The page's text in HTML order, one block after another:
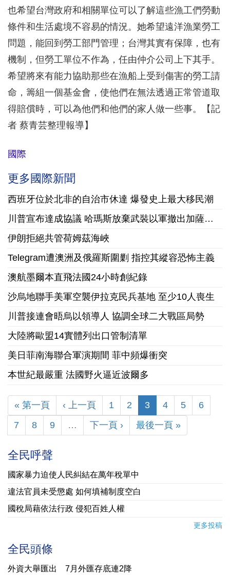
也希望台灣政府和相關單位可以了解這些漁工們勞動
條件和生活處境不容易的情況。她希望遠洋漁業勞工
問題，能回到勞工部門管理；台灣其實有保障，也有
機制，但勞工單位不作為，任由仲介公司上下其手。
希望將來有能力協助那些在漁船上受到傷害的勞工請
命，籌組一個基金會，使他們在無法透過正常管道取
得賠償時，可以為他們和他們的家人做一些事。【記
者 蔡青芸整理報導】
國際
更多國際新聞
西班牙位於北非的自治市休達 爆發史上最大移民潮
川普宣布達成協議 哈瑪斯放棄武裝以軍撤出加薩走廊
伊朗拒絕共管荷姆茲海峽
Telegram遭澳洲及俄羅斯圍剿 指控其縱容恐怖主義
澳航墨爾本直飛法國24小時創紀錄
沙烏地聯手美軍空襲伊拉克民兵基地 至少10人喪生
川普接連會晤烏以領導人 協調全球二大戰區局勢
大陸將歐盟14實體列出口管制清單
美日菲南海聯合軍演期間 菲中頻爆衝突
本世紀最嚴重 法國野火逼近波爾多
« 第一頁 ‹ 上一頁 1 2 3 4 5
6
7
8 9 … 下一頁 › 最後一頁 »
全民呼聲
國家暴力迫使人民糾結在萬年稅單中
違法官員未受懲處 如何填補制度空白
國稅局藉依法行政 侵犯百姓人權
更多投稿
全民頭條
外資大舉匯出 7月外匯存底連2降